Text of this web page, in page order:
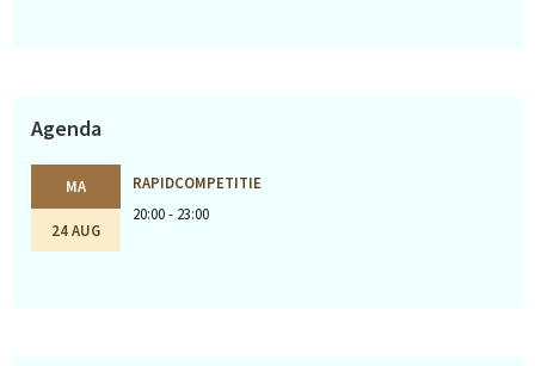
Agenda
MA
24 AUG
RAPIDCOMPETITIE
20:00 - 23:00